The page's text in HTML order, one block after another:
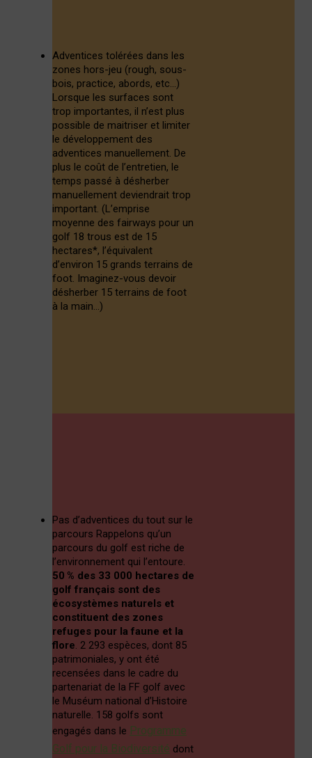
Adventices tolérées dans les
zones hors-jeu (rough, sous-
bois, practice, abords, etc…)
Lorsque les surfaces sont
trop importantes, il n’est plus
possible de maitriser et limiter
le développement des
adventices manuellement. De
plus le coût de l’entretien, le
temps passé à désherber
manuellement deviendrait trop
important. (L’emprise
moyenne des fairways pour un
golf 18 trous est de 15
hectares*, l’équivalent
d’environ 15 grands terrains de
foot. Imaginez-vous devoir
désherber 15 terrains de foot
à la main…)
Pas d’adventices du tout sur le
parcours Rappelons qu’un
parcours du golf est riche de
l’environnement qui l’entoure.
50 % des 33 000 hectares de
golf français sont des
écosystèmes naturels et
constituent des zones
refuges pour la faune et la
flore. 2 293 espèces, dont 85
patrimoniales, y ont été
recensées dans le cadre du
partenariat de la FF golf avec
le Muséum national d’Histoire
naturelle. 158 golfs sont
engagés dans le Programme
Golf pour la Biodiversité dont